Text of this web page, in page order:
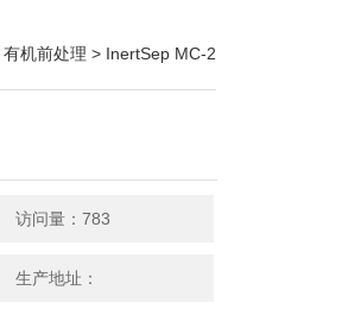
有机前处理 > InertSep MC-2
访问量：783
生产地址：